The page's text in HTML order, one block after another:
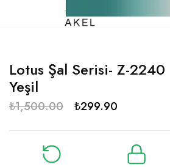
Lotus Şal Serisi- Z-
Yeşil
₺1,500.00 ₺299.90